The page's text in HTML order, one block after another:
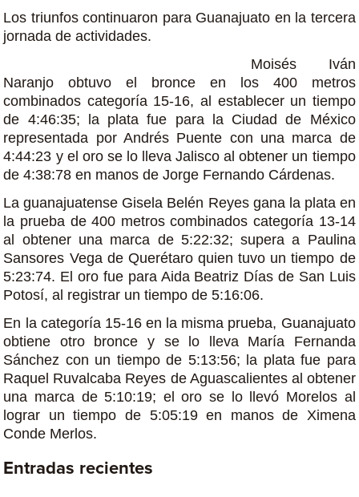
Los triunfos continuaron para Guanajuato en la tercera
jornada de actividades.
Moisés Iván
Naranjo obtuvo el bronce en los 400 metros
combinados categoría 15-16, al establecer un tiempo
de 4:46:35; la plata fue para la Ciudad de México
representada por Andrés Puente con una marca de
4:44:23 y el oro se lo lleva Jalisco al obtener un tiempo
de 4:38:78 en manos de Jorge Fernando Cárdenas.
La guanajuatense Gisela Belén Reyes gana la plata en
la prueba de 400 metros combinados categoría 13-14
al obtener una marca de 5:22:32; supera a Paulina
Sansores Vega de Querétaro quien tuvo un tiempo de
5:23:74. El oro fue para Aida Beatriz Días de San Luis
Potosí, al registrar un tiempo de 5:16:06.
En la categoría 15-16 en la misma prueba, Guanajuato
obtiene otro bronce y se lo lleva María Fernanda
Sánchez con un tiempo de 5:13:56; la plata fue para
Raquel Ruvalcaba Reyes de Aguascalientes al obtener
una marca de 5:10:19; el oro se lo llevó Morelos al
lograr un tiempo de 5:05:19 en manos de Ximena
Conde Merlos.
Entradas recientes